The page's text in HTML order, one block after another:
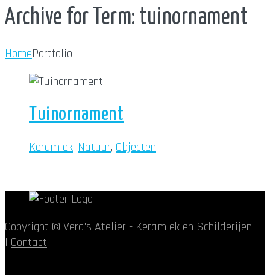
Archive for Term: tuinornament
HomePortfolio
Tuinornament
Keramiek, Natuur, Objecten
Copyright © Vera's Atelier - Keramiek en Schilderijen
| Contact